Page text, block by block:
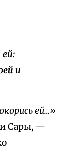
ей:
и
ей…»
Сары, —